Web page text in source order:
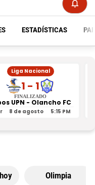
ESTADÍSTICAS
Liga Nacional
1 - 1
FINALIZADO
UPN - Olancho FC
8 de agosto 5:15 PM
Olimpia